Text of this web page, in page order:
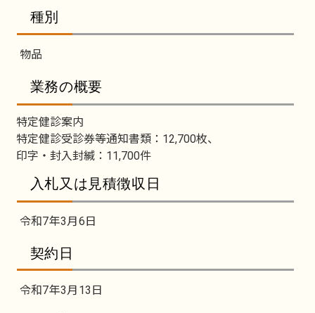
種別
物品
業務の概要
特定健診案内
特定健診受診券等通知書類：12,700枚、
印字・封入封緘：11,700件
入札又は見積徴収日
令和7年3月6日
契約日
令和7年3月13日